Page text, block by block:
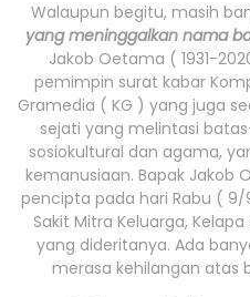
Walaupun begitu, masih
yang meninggalkan nama
Jakob Oetama ( 1931-
pemimpin surat kabar
Gramedia ( KG ) yang juga
sejati yang melintasi
sosiokultural dan agama,
kemanusiaan. Bapak Jakob
pencipta pada hari Rabu ( 9/
Sakit Mitra Keluarga,
yang dideritanya. Ada
merasa kehilangan atas